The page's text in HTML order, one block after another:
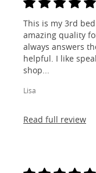
This is my 3rd
amazing quality
always answers
helpful. I like
shop...
Lisa
Read full review